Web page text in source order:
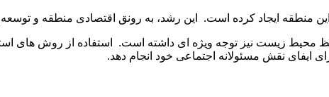
ایجاد کرده است. این رشد، به رونق اقتصادی منطقه و توسعه
محیط زیست نیز توجه ویژه ای داشته است. استفاده از روش‌ های
ایفای نقش مسئولانه اجتماعی خود انجام دهد.